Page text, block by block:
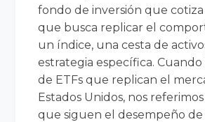
fondo de inversión que
que busca replicar el
un índice, una cesta de
estrategia específica.
de ETFs que replican el
Estados Unidos, nos
que siguen el desempeño de